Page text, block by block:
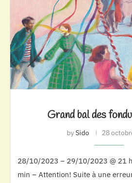
Grand bal des
bySido 28
28/10/2023 – 29/10/2023 @ 21
min – Attention! Suite à une